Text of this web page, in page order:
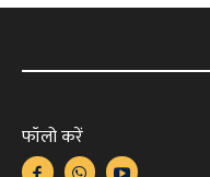
फॉलो करें